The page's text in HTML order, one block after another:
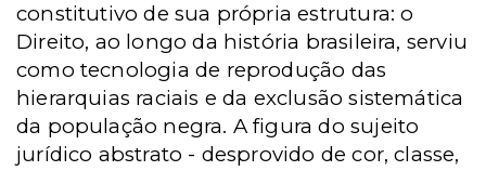
constitutivo de sua própria estrutura: o
Direito, ao longo da história brasileira, serviu
como tecnologia de reprodução das
hierarquias raciais e da exclusão sistemática
da população negra. A figura do sujeito
jurídico abstrato - desprovido de cor, classe,